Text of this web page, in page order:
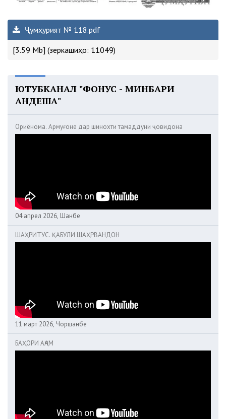
Ҷумҳурият № 118.pdf
[3.59 Mb] (зеркашиҳо: 11049)
ЮТУБКАНАЛ "ФОНУС - МИНБАРИ
АНДЕША"
Ориёнома. Армуғоне дар шинохти тамаддуни ҷовидона
04 апрел 2026, Шанбе
ШАҲРИТУС. ҚАБУЛИ ШАҲРВАНДОН
11 март 2026, Чоршанбе
БАҲОРИ АҶАМ